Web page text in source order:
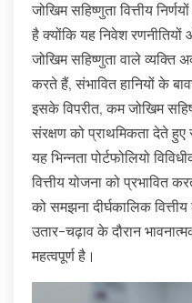
जोखिम सहिष्णुता वित्तीय
है क्योंकि यह निवेश
जोखिम सहिष्णुता वाले व्यक्ति
करते हैं, संभावित हानियों के
इसके विपरीत, कम जोखिम
संरक्षण को प्राथमिकता देते
यह भिन्नता पोर्टफोलियो
वित्तीय योजना को प्रभावित
को समझना दीर्घकालिक
उतार-चढ़ाव के दौरान
महत्वपूर्ण है।